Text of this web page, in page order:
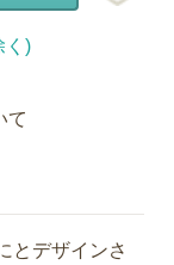
く)
て
とデザインさ